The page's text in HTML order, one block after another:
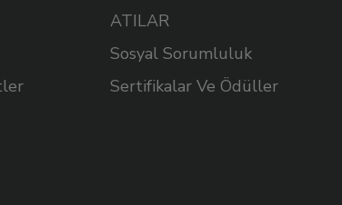
ATILAR
Sosyal Sorumluluk
Sertifikalar Ve Ödüller